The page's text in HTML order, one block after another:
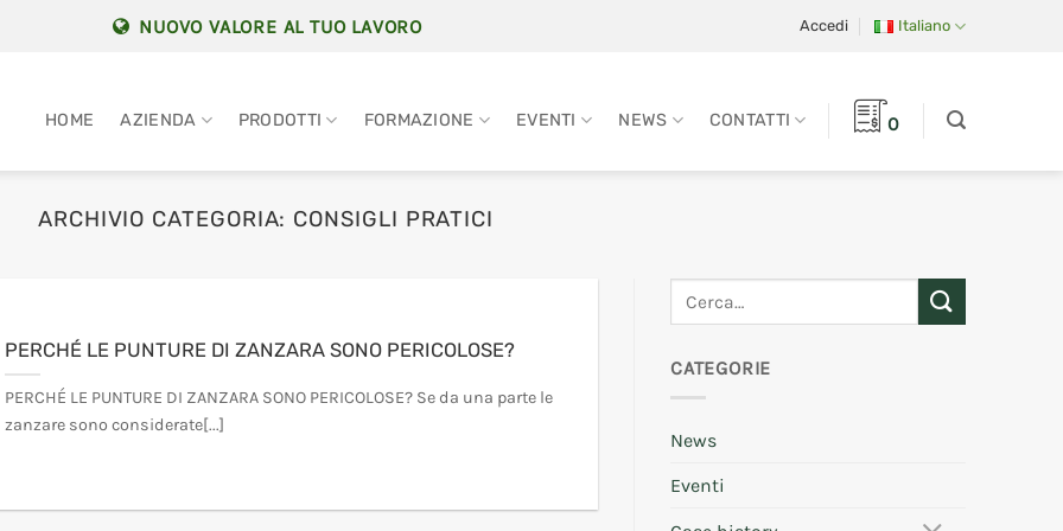
NUOVO VALORE AL TUO LAVORO Accedi Italiano
HOME AZIENDA PRODOTTI FORMAZIONE EVENTI NEWS CONTATTI 0
ARCHIVIO CATEGORIA: CONSIGLI PRATICI
PERCHÉ LE PUNTURE DI ZANZARA SONO PERICOLOSE?
PERCHÉ LE PUNTURE DI ZANZARA SONO PERICOLOSE? Se da una parte le
zanzare sono considerate[...]
CATEGORIE
News
Eventi